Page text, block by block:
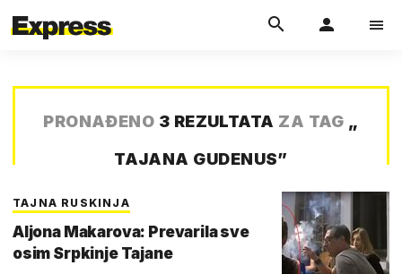
PRONAĐENO 3 REZULTATA ZA TAG „
TAJANA GUDENUS”
TAJNA RUSKINJA
Aljona Makarova: Prevarila sve
osim Srpkinje Tajane